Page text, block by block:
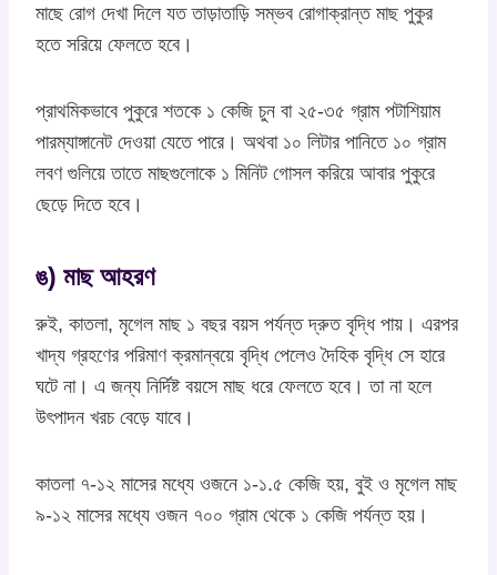
মাছে রোগ দেখা দিলে যত তাড়াতাড়ি সম্ভব রোগাক্রান্ত মাছ পুকুর
হতে সরিয়ে ফেলতে হবে।
প্রাথমিকভাবে পুকুরে শতকে ১ কেজি চুন বা ২৫-৩৫ গ্রাম পটাশিয়াম
পারম্যাঙ্গানেট দেওয়া যেতে পারে। অথবা ১০ লিটার পানিতে ১০ গ্রাম
লবণ গুলিয়ে তাতে মাছগুলোকে ১ মিনিট গোসল করিয়ে আবার পুকুরে
ছেড়ে দিতে হবে।
ঙ) মাছ আহরণ
রুই, কাতলা, মৃগেল মাছ ১ বছর বয়স পর্যন্ত দ্রুত বৃদ্ধি পায়। এরপর
খাদ্য গ্রহণের পরিমাণ ক্রমান্বয়ে বৃদ্ধি পেলেও দৈহিক বৃদ্ধি সে হারে
ঘটে না। এ জন্য নির্দিষ্ট বয়সে মাছ ধরে ফেলতে হবে। তা না হলে
উৎপাদন খরচ বেড়ে যাবে।
কাতলা ৭-১২ মাসের মধ্যে ওজনে ১-১.৫ কেজি হয়, বুই ও মৃগেল মাছ
৯-১২ মাসের মধ্যে ওজন ৭০০ গ্রাম থেকে ১ কেজি পর্যন্ত হয়।